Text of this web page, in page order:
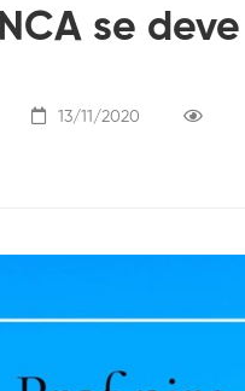
se
13/11/2020